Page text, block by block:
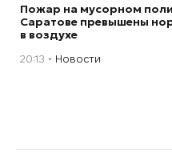
Пожар на мусорном
Саратове превышены
в воздухе
20:13 Новости